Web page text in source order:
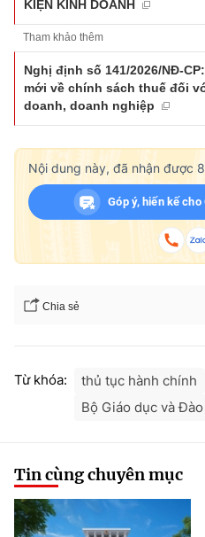
KIỆN KINH DOANH
Tham khảo thêm
Nghị định số 141/2026/NĐ-
mới về chính sách thuế đối
doanh, doanh nghiệp
Nội dung này, đã nhận được
Góp ý, hiến kế
Chia sẻ
Từ khóa: thủ tục hành chính
Bộ Giáo dục và
Tin cùng chuyên mục